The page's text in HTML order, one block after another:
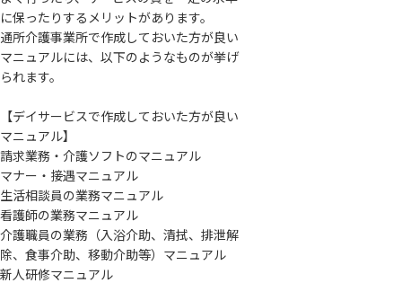
に保ったりするメリットがあります。
通所介護事業所で作成しておいた方が良い
マニュアルには、以下のようなものが挙げ
られます。
【デイサービスで作成しておいた方が良い
マニュアル】
請求業務・介護ソフトのマニュアル
マナー・接遇マニュアル
生活相談員の業務マニュアル
看護師の業務マニュアル
介護職員の業務（入浴介助、清拭、排泄解
除、食事介助、移動介助等）マニュアル
新人研修マニュアル